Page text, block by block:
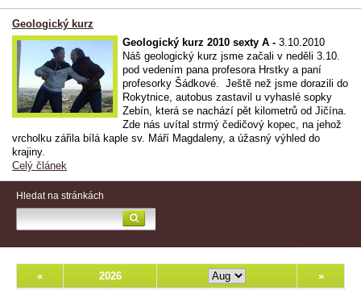
Geologický kurz
Geologický kurz 2010 sexty A -3.10.2010
Náš geologický kurz jsme začali v neděli 3.10.
pod vedením pana profesora Hrstky a paní
profesorky Šádkové. Ještě než jsme dorazili do
Rokytnice, autobus zastavil u vyhaslé sopky
Zebín, která se nachází pět kilometrů od Jičína.
Zde nás uvítal strmý čedičový kopec, na jehož
vrcholku zářila bílá kaple sv. Máří Magdaleny, a úžasný výhled do
krajiny.
Celý článek
Hledat na stránkách
« 2026 »